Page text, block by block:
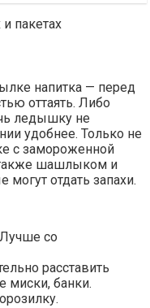
пакетах
напитка — перед
оттаять. Либо
ледышку не
удобнее. Только не
с замороженной
шашлыком и
отдать запахи.
со
расставить
миски, банки.